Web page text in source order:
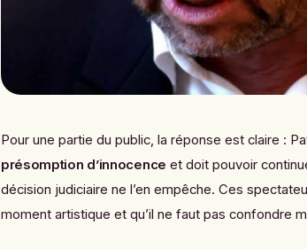
Pour une partie du public, la réponse est claire :
présomption d’innocence et doit pouvoir
décision judiciaire ne l’en empêche. Ces
moment artistique et qu’il ne faut pas confondre